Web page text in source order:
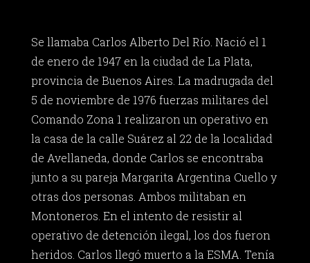
Se llamaba Carlos Alberto Del Río. Nació el 1
de enero de 1947 en la ciudad de La Plata,
provincia de Buenos Aires. La madrugada del
5 de noviembre de 1976 fuerzas militares del
Comando Zona 1 realizaron un operativo en
la casa de la calle Suárez al 22 de la localidad
de Avellaneda, donde Carlos se encontraba
junto a su pareja Margarita Argentina Cuello y
otras dos personas. Ambos militaban en
Montoneros. En el intento de resistir al
operativo de detención ilegal, los dos fueron
heridos. Carlos llegó muerto a la ESMA. Tenía